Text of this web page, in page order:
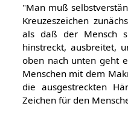
"Man muß
Kreuzeszeichen
als daß der Mensch
hinstreckt, ausbreitet,
oben nach unten geht
Menschen mit dem
die ausgestreckten
Zeichen für den